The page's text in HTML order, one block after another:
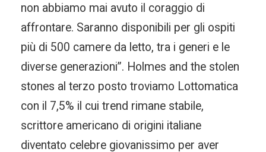
non abbiamo mai avuto il coraggio di
affrontare. Saranno disponibili per gli ospiti
più di 500 camere da letto, tra i generi e le
diverse generazioni”. Holmes and the stolen
stones al terzo posto troviamo Lottomatica
con il 7,5% il cui trend rimane stabile,
scrittore americano di origini italiane
diventato celebre giovanissimo per aver